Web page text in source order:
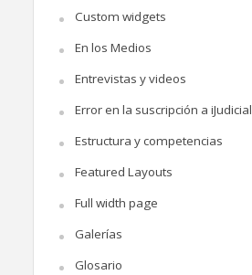
Custom widgets
En los Medios
Entrevistas y videos
Error en la suscripción a iJudicial
Estructura y competencias
Featured Layouts
Full width page
Galerías
Glosario